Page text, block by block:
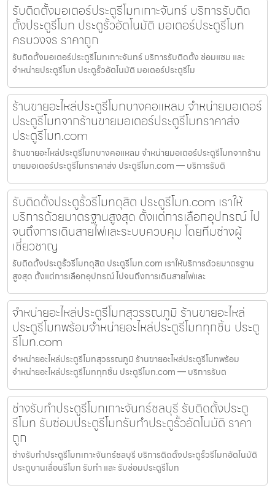
รับติดตั้งมอเตอร์ประตูรีโมทเกาะจันทร์ บริการรับติด
ตั้งประตูรีโมท ประตูรั้วอัตโนมัติ มอเตอร์ประตูรีโมท
ครบวงจร ราคาถูก
รับติดตั้งมอเตอร์ประตูรีโมทเกาะจันทร์ บริการรับติดตั้ง ซ่อมแซม และ
จำหน่ายประตูรีโมท ประตูรั้วอัตโนมัติ มอเตอร์ประตูรีโม
ร้านขายอะไหล่ประตูรีโมทบางคอแหลม จำหน่ายมอเตอร์
ประตูรีโมทจากร้านขายมอเตอร์ประตูรีโมทราคาส่ง
ประตูรีโมท.com
ร้านขายอะไหล่ประตูรีโมทบางคอแหลม จำหน่ายมอเตอร์ประตูรีโมทจากร้าน
ขายมอเตอร์ประตูรีโมทราคาส่ง ประตูรีโมท.com — บริการรับติ
รับติดตั้งประตูรั้วรีโมทดุสิต ประตูรีโมท.com เราให้
บริการด้วยมาตรฐานสูงสุด ตั้งแต่การเลือกอุปกรณ์ ไป
จนถึงการเดินสายไฟและระบบควบคุม โดยทีมช่างผู้
เชี่ยวชาญ
รับติดตั้งประตูรั้วรีโมทดุสิต ประตูรีโมท.com เราให้บริการด้วยมาตรฐาน
สูงสุด ตั้งแต่การเลือกอุปกรณ์ ไปจนถึงการเดินสายไฟและ
จำหน่ายอะไหล่ประตูรีโมทสุวรรณภูมิ ร้านขายอะไหล่
ประตูรีโมทพร้อมจำหน่ายอะไหล่ประตูรีโมททุกชิ้น ประตู
รีโมท.com
จำหน่ายอะไหล่ประตูรีโมทสุวรรณภูมิ ร้านขายอะไหล่ประตูรีโมทพร้อม
จำหน่ายอะไหล่ประตูรีโมททุกชิ้น ประตูรีโมท.com — บริการรับต
ช่างรับทำประตูรีโมทเกาะจันทร์ชลบุรี รับติดตั้งประตู
รีโมท รับซ่อมประตูรีโมทรับทำประตูรั้วอัตโนมัติ ราคา
ถูก
ช่างรับทำประตูรีโมทเกาะจันทร์ชลบุรี บริการติดตั้งประตูรั้วรีโมทอัตโนมัติ
ประตูบานเลื่อนรีโมท รับทำ และ รับซ่อมประตูรีโมท